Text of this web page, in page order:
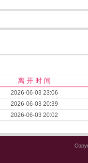
离 开 时 间
2026-06-03 23:06
2026-06-03 20:39
2026-06-03 20:02